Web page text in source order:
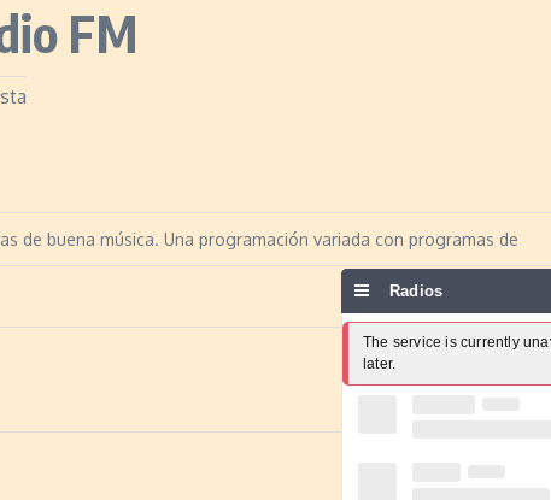
FM
de buena música. Una programación variada con programas de
Radios
The service is currently
later.